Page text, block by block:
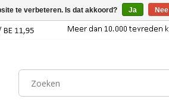
te verbeteren. Is dat akkoord? Ja Nee